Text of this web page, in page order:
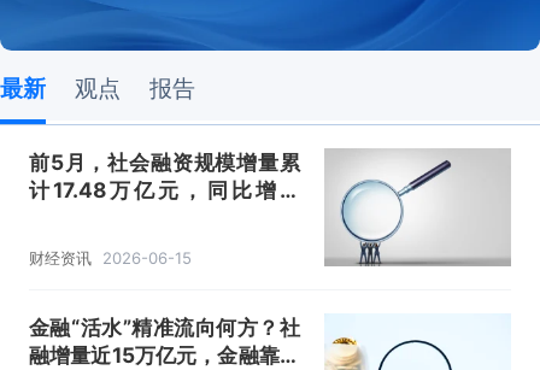
最新 观点 报告
前5月，社会融资规模增量累
计17.48万亿元，同比增长
财经资讯 2026-06-15
金融“活水”精准流向何方？社
融增量近15万亿元，金融靠前